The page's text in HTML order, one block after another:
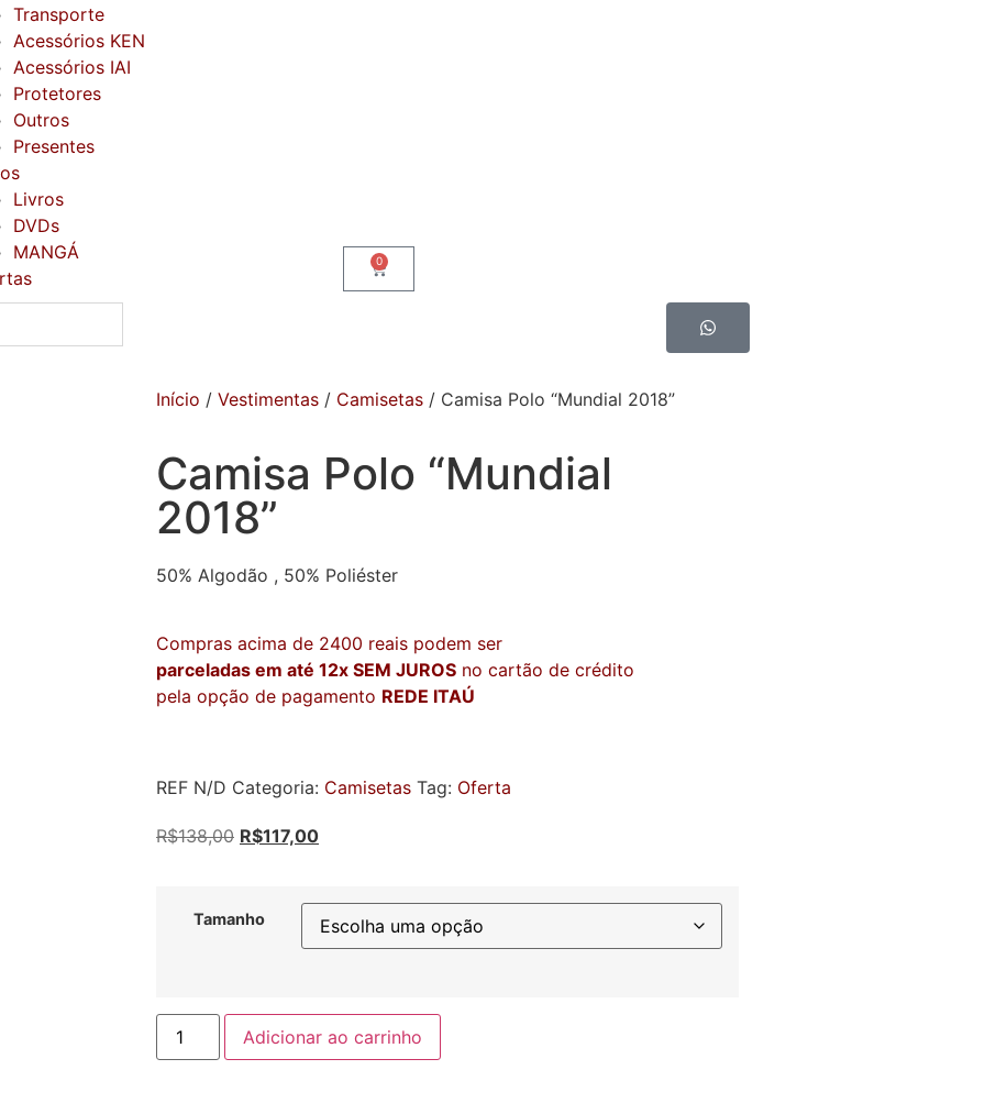
Transporte
Acessórios KEN
Acessórios IAI
Protetores
Outros
Presentes
Livros
DVDs
MANGÁ
0
Início / Vestimentas / Camisetas / Camisa Polo “Mundial 2018”
Camisa Polo “Mundial
2018”
50% Algodão , 50% Poliéster
Compras acima de 2400 reais podem ser
parceladas em até 12x SEM JUROS no cartão de crédito
pela opção de pagamento REDE ITAÚ
REF N/D Categoria: Camisetas Tag: Oferta
R$138,00 R$117,00
Tamanho
Adicionar ao carrinho